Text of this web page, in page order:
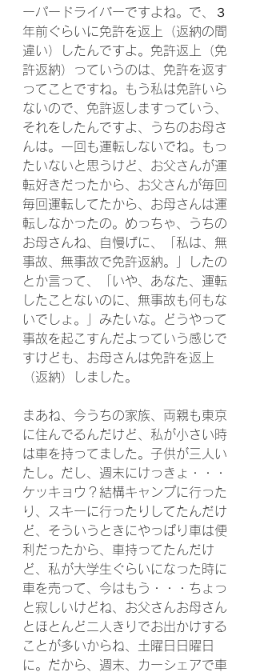
ーパードライバーですよね。で、３
年前ぐらいに免許を返上（返納の間
違い）したんですよ。免許返上（免
許返納）っていうのは、免許を返す
ってことですね。もう私は免許いら
ないので、免許返しますっていう、
それをしたんですよ、うちのお母さ
んは。一回も運転しないでね。もっ
たいないと思うけど、お父さんが運
転好きだったから、お父さんが毎回
毎回運転してたから、お母さんは運
転しなかったの。めっちゃ、うちの
お母さんね、自慢げに、「私は、無
事故、無事故で免許返納。」したの
とか言って、「いや、あなた、運転
したことないのに、無事故も何もな
いでしょ。」みたいな。どうやって
事故を起こすんだよっていう感じで
すけども、お母さんは免許を返上
（返納）しました。
まあね、今うちの家族、両親も東京
に住んでるんだけど、私が小さい時
は車を持ってました。子供が三人い
たし。だし、週末にけっきょ・・・
ケッキョウ？結構キャンプに行った
り、スキーに行ったりしてたんだけ
ど、そういうときにやっぱり車は便
利だったから、車持ってたんだけ
ど、私が大学生ぐらいになった時に
車を売って、今はもう・・・ちょっ
と寂しいけどね、お父さんお母さん
とほとんど二人きりでお出かけする
ことが多いからね、土曜日日曜日
に。だから、週末、カーシェアで車